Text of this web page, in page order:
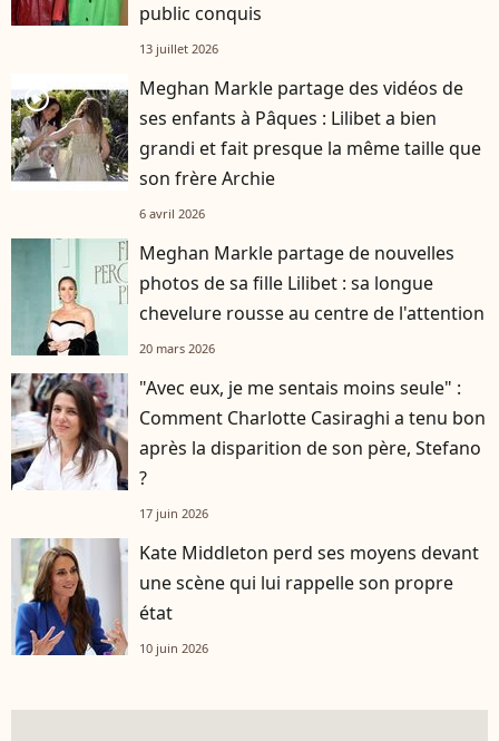
public conquis
13 juillet 2026
player2
Meghan Markle partage des vidéos de
ses enfants à Pâques : Lilibet a bien
grandi et fait presque la même taille que
son frère Archie
6 avril 2026
Meghan Markle partage de nouvelles
photos de sa fille Lilibet : sa longue
chevelure rousse au centre de l'attention
20 mars 2026
"Avec eux, je me sentais moins seule" :
Comment Charlotte Casiraghi a tenu bon
après la disparition de son père, Stefano
?
17 juin 2026
Kate Middleton perd ses moyens devant
une scène qui lui rappelle son propre
état
10 juin 2026